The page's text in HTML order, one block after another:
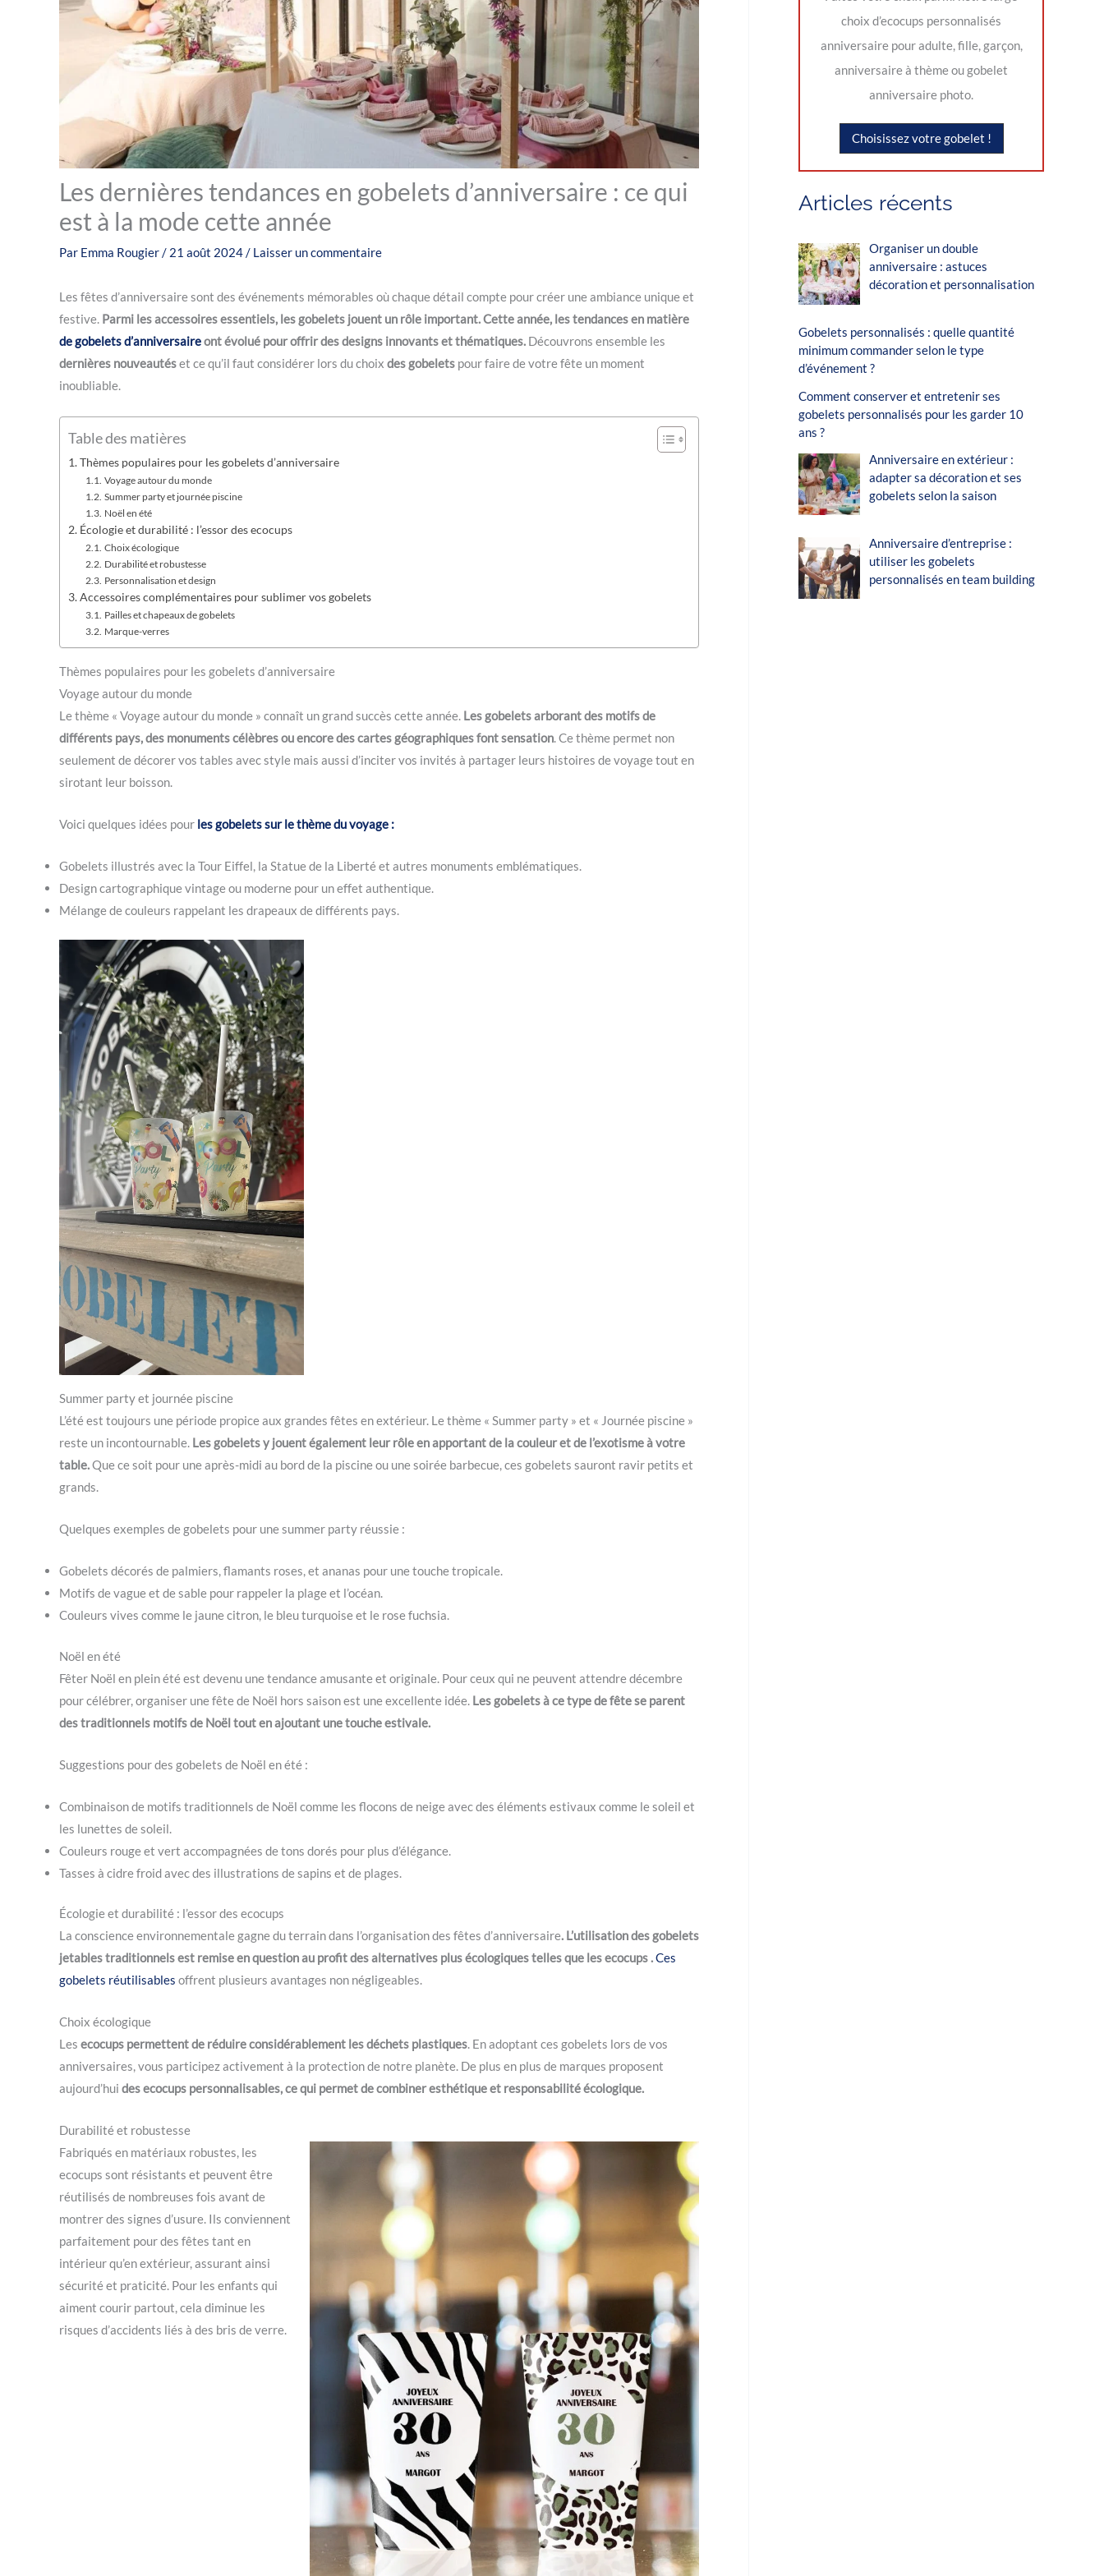
Les dernières tendances en gobelets d’anniversaire : ce qui
est à la mode cette année
Par Emma Rougier/ 21 août 2024/ Laisser un commentaire
Les fêtes d’anniversaire sont des événements mémorables où chaque détail compte pour créer une ambiance unique et
festive. Parmi les accessoires essentiels, les gobelets jouent un rôle important. Cette année, les tendances en matière
de gobelets d’anniversaireont évolué pour offrir des designs innovants et thématiques. Découvrons ensemble les
dernières nouveautéset ce qu’il faut considérer lors du choix des gobelets pour faire de votre fête un moment
inoubliable.
Table des matières
Thèmes populaires pour les gobelets d’anniversaire
Voyage autour du monde
Summer party et journée piscine
Noël en été
Écologie et durabilité : l’essor des ecocups
Choix écologique
Durabilité et robustesse
Personnalisation et design
Accessoires complémentaires pour sublimer vos gobelets
Pailles et chapeaux de gobelets
Marque-verres
Thèmes populaires pour les gobelets d’anniversaire
Voyage autour du monde
Le thème « Voyage autour du monde » connaît un grand succès cette année. Les gobelets arborant des motifs de
différents pays, des monuments célèbres ou encore des cartes géographiques font sensation. Ce thème permet non
seulement de décorer vos tables avec style mais aussi d’inciter vos invités à partager leurs histoires de voyage tout en
sirotant leur boisson.
Voici quelques idées pour les gobelets sur le thème du voyage :
Gobelets illustrés avec la Tour Eiffel, la Statue de la Liberté et autres monuments emblématiques.
Design cartographique vintage ou moderne pour un effet authentique.
Mélange de couleurs rappelant les drapeaux de différents pays.
Summer party et journée piscine
L’été est toujours une période propice aux grandes fêtes en extérieur. Le thème « Summer party » et « Journée piscine »
reste un incontournable. Les gobelets y jouent également leur rôle en apportant de la couleur et de l’exotisme à votre
table.Que ce soit pour une après-midi au bord de la piscine ou une soirée barbecue, ces gobelets sauront ravir petits et
grands.
Quelques exemples de gobelets pour une summer party réussie :
Gobelets décorés de palmiers, flamants roses, et ananas pour une touche tropicale.
Motifs de vague et de sable pour rappeler la plage et l’océan.
Couleurs vives comme le jaune citron, le bleu turquoise et le rose fuchsia.
Noël en été
Fêter Noël en plein été est devenu une tendance amusante et originale. Pour ceux qui ne peuvent attendre décembre
pour célébrer, organiser une fête de Noël hors saison est une excellente idée. Les gobelets à ce type de fête se parent
des traditionnels motifs de Noël tout en ajoutant une touche estivale.
Suggestions pour des gobelets de Noël en été :
Combinaison de motifs traditionnels de Noël comme les flocons de neige avec des éléments estivaux comme le soleil et
les lunettes de soleil.
Couleurs rouge et vert accompagnées de tons dorés pour plus d’élégance.
Tasses à cidre froid avec des illustrations de sapins et de plages.
Écologie et durabilité : l’essor des ecocups
La conscience environnementale gagne du terrain dans l’organisation des fêtes d’anniversaire. L’utilisation des gobelets
jetables traditionnels est remise en question au profit des alternatives plus écologiques telles que les ecocups .Ces
gobelets réutilisables offrent plusieurs avantages non négligeables.
Choix écologique
Les ecocups permettent de réduire considérablement les déchets plastiques. En adoptant ces gobelets lors de vos
anniversaires, vous participez activement à la protection de notre planète. De plus en plus de marques proposent
aujourd’hui des ecocups personnalisables, ce qui permet de combiner esthétique et responsabilité écologique.
Durabilité et robustesse
Fabriqués en matériaux robustes, les
ecocups sont résistants et peuvent être
réutilisés de nombreuses fois avant de
montrer des signes d’usure. Ils conviennent
parfaitement pour des fêtes tant en
intérieur qu’en extérieur, assurant ainsi
sécurité et praticité. Pour les enfants qui
aiment courir partout, cela diminue les
risques d’accidents liés à des bris de verre.
choix d’ecocups personnalisés
anniversaire pour adulte, fille, garçon,
anniversaire à thème ou gobelet
anniversaire photo.
Choisissez votre gobelet !
Articles récents
Organiser un double
anniversaire : astuces
décoration et personnalisation
Gobelets personnalisés : quelle quantité
minimum commander selon le type
d’événement ?
Comment conserver et entretenir ses
gobelets personnalisés pour les garder 10
ans ?
Anniversaire en extérieur :
adapter sa décoration et ses
gobelets selon la saison
Anniversaire d’entreprise :
utiliser les gobelets
personnalisés en team building